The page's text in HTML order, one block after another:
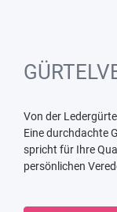
Von der
Eine durchdachte
spricht für Ihre
persönlichen